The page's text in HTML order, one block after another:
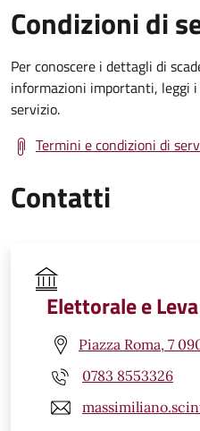
Condizioni di
Per conoscere i dettagli di
informazioni importanti, leggi
servizio.
Termini e condizioni di
Contatti
Elettorale e Leva
Piazza Roma, 7
0783 8553326